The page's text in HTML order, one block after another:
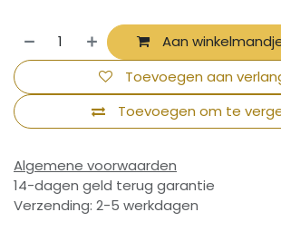
Aan
Toevoegen om te
Toevoegen aan
Algemene voorwaarden
14-dagen geld terug garantie
Verzending: 2-5 werkdagen